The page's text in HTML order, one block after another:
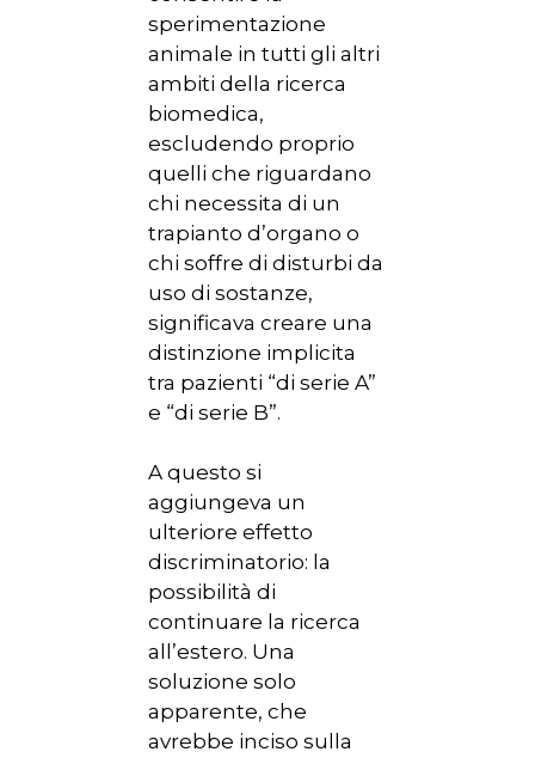
sperimentazione
animale in tutti gli altri
ambiti della ricerca
biomedica,
escludendo proprio
quelli che riguardano
chi necessita di un
trapianto d’organo o
chi soffre di disturbi da
uso di sostanze,
significava creare una
distinzione implicita
tra pazienti “di serie A”
e “di serie B”.
A questo si
aggiungeva un
ulteriore effetto
discriminatorio: la
possibilità di
continuare la ricerca
all’estero. Una
soluzione solo
apparente, che
avrebbe inciso sulla